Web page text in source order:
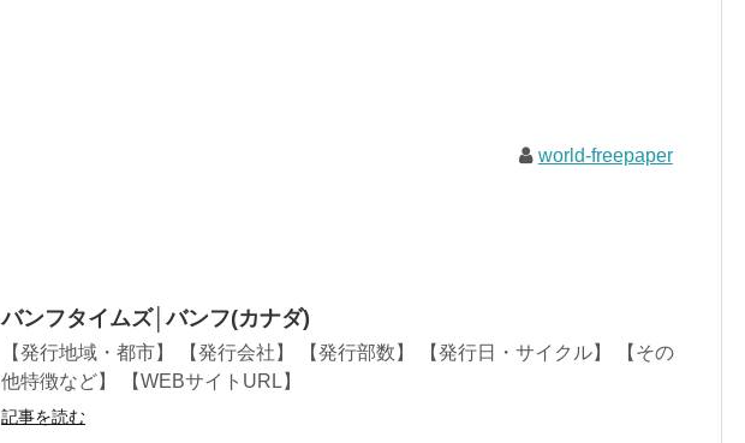
world-freepaper
バンフタイムズ│バンフ(カナダ)
【発行地域・都市】 【発行会社】 【発行部数】 【発行日・サイクル】 【その
他特徴など】 【WEBサイトURL】
記事を読む